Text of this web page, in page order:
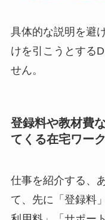
具体的な説明を避
けを引こうとする
せん。
登録料や教材費
てくる在宅ワー
仕事を紹介する、
て、先に「登録料